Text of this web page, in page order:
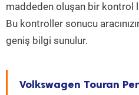
maddeden oluşan bir kontrol
Bu kontroller sonucu
geniş bilgi sunulur.
Volkswagen Touran